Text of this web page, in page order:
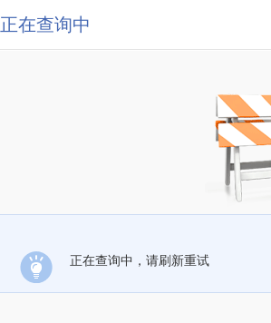
正在查询中
正在查询中，请刷新重试